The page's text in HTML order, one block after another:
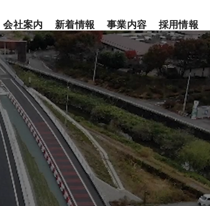
会社案内 新着情報 事業内容 採用情報